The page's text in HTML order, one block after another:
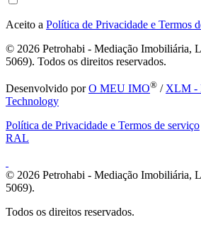
Aceito a Política de Privacidade e Termos
© 2026 Petrohabi - Mediação Imobiliária,
5069). Todos os direitos reservados.
Desenvolvido porO MEU IMO® / XLM -
Technology
Política de Privacidade e Termos de serviço
RAL
© 2026 Petrohabi - Mediação Imobiliária,
5069).
Todos os direitos reservados.